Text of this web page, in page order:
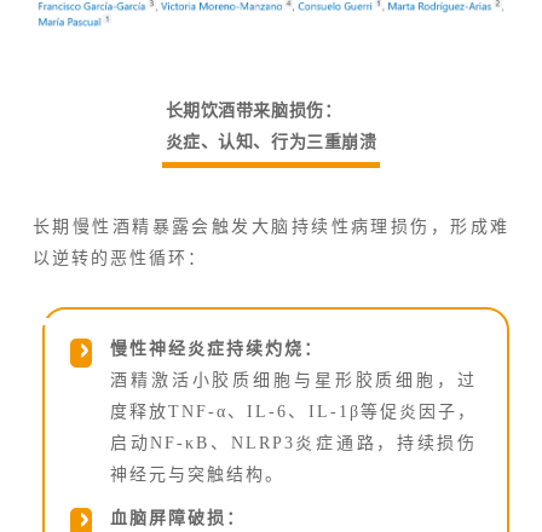
长期饮酒带来脑损伤：
炎症、认知、行为三重崩溃
长期慢性酒精暴露会触发大脑持续性病理损伤，形成难
以逆转的恶性循环：
慢性神经炎症持续灼烧：
酒精激活小胶质细胞与星形胶质细胞，过
度释放TNF-α、IL-6、IL-1β等促炎因子，
启动NF-κB、NLRP3炎症通路，持续损伤
神经元与突触结构。
血脑屏障破损：